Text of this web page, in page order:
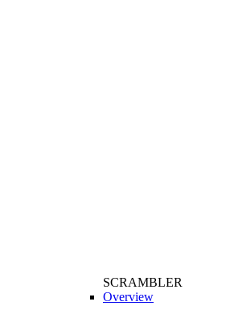
SCRAMBLER
Overview